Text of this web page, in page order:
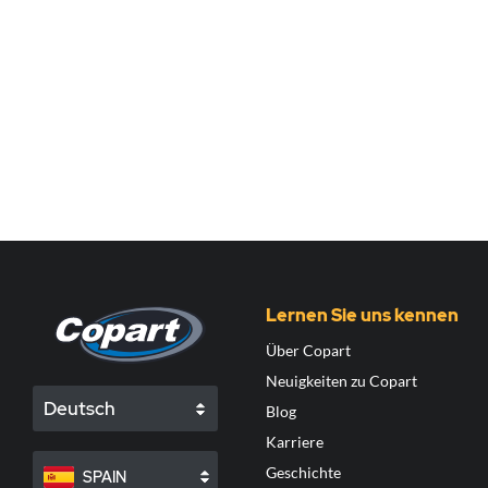
Deutsch
SPAIN
Lernen Sie uns kennen
Über Copart
Neuigkeiten zu Copart
Blog
Karriere
Geschichte